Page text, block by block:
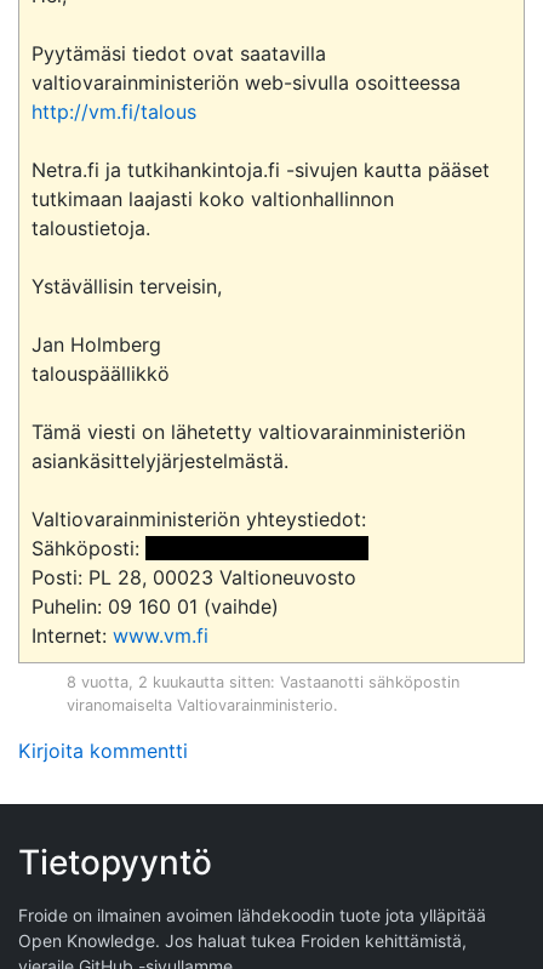
Pyytämäsi tiedot ovat saatavilla
http://vm.fi/talous
Netra.fi ja tutkihankintoja.fi -sivujen kautta pääset
tutkimaan laajasti koko valtionhallinnon
taloustietoja.
Ystävällisin terveisin,
Jan Holmberg
talouspäällikkö
Tämä viesti on lähetetty valtiovarainministeriön
asiankäsittelyjärjestelmästä.
Valtiovarainministeriön yhteystiedot:
Sähköposti:
Posti: PL 28, 00023 Valtioneuvosto
Puhelin: 09 160 01 (vaihde)
Internet: www.vm.fi
8 vuotta, 2 kuukautta sitten: Vastaanotti sähköpostin
viranomaiselta Valtiovarainministerio.
Kirjoita kommentti
Tietopyyntö
Froide on ilmainen avoimen lähdekoodin tuote jota ylläpitää
Open Knowledge. Jos haluat tukea Froiden kehittämistä,